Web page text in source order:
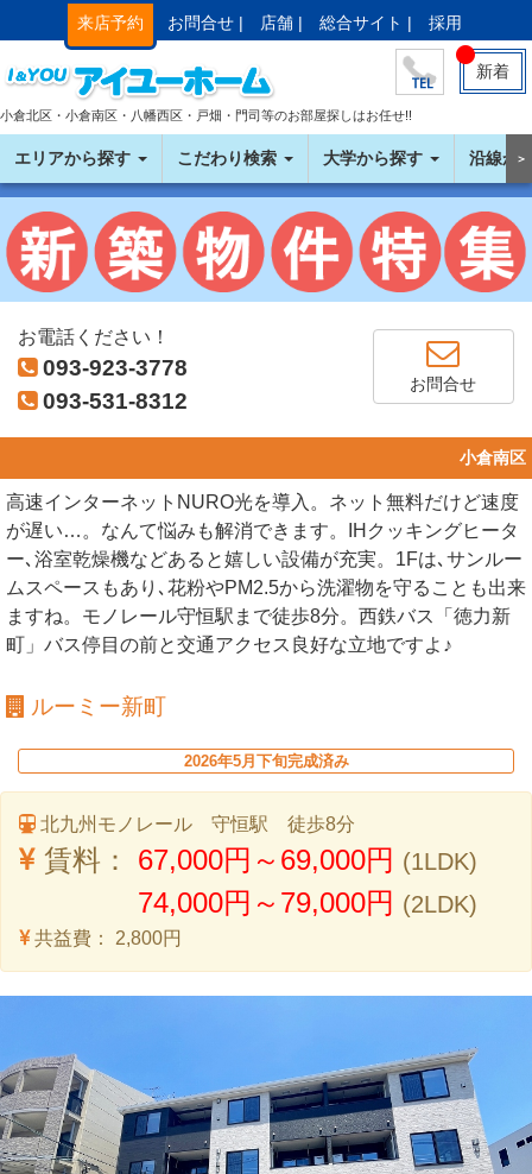
来店予約 お問合せ | 店舗 | 総合サイト | 採用
新着
小倉北区・小倉南区・八幡西区・戸畑・門司等のお部屋探しはお任せ!!
エリアから探す こだわり検索 大学から探す 沿線か＞
お電話ください！
093-923-3778
093-531-8312
お問合せ
小倉南区
高速インターネットNURO光を導入。ネット無料だけど速度
が遅い…。なんて悩みも解消できます。IHクッキングヒータ
ー､浴室乾燥機などあると嬉しい設備が充実。1Fは､サンルー
ムスペースもあり､花粉やPM2.5から洗濯物を守ることも出来
ますね。モノレール守恒駅まで徒歩8分。西鉄バス「徳力新
町」バス停目の前と交通アクセス良好な立地ですよ♪
ルーミー新町
2026年5月下旬完成済み
北九州モノレール 守恒駅 徒歩8分
賃料： 67,000円～69,000円 (1LDK)
74,000円～79,000円 (2LDK)
共益費： 2,800円